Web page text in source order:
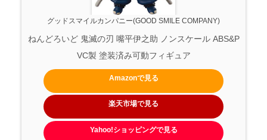
グッドスマイルカンパニー(GOOD SMILE COMPANY)
ねんどろいど 鬼滅の刃 嘴平伊之助 ノンスケール ABS&P
VC製 塗装済み可動フィギュア
Amazonで見る
楽天市場で見る
Yahoo!ショッピングで見る